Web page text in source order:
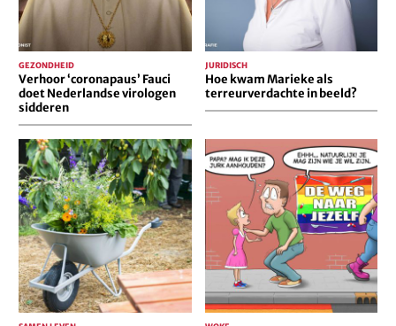
Verhoor ‘coronapaus’ Fauci
doet Nederlandse virologen
sidderen
GEZONDHEID
Hoe kwam Marieke als
terreurverdachte in beeld?
JURIDISCH
Gezond
eten
voor
iedereen:
sociale
voedseltuinen
winnen
terrein
“Deze
misdaad
moet
stoppen”